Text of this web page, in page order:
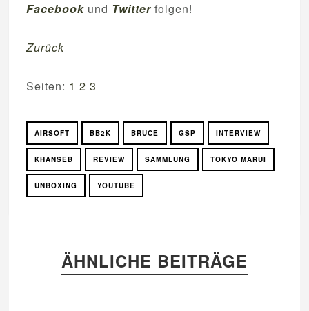
Facebook und Twitter folgen!
Zurück
Seiten: 1 2 3
AIRSOFT BB2K BRUCE GSP INTERVIEW
KHANSEB REVIEW SAMMLUNG TOKYO MARUI
UNBOXING YOUTUBE
ÄHNLICHE BEITRÄGE